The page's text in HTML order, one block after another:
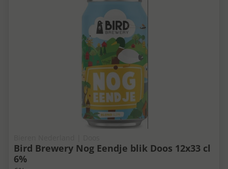
Bird Brewery Nog Eendje blik Doos 12x33 cl
6%